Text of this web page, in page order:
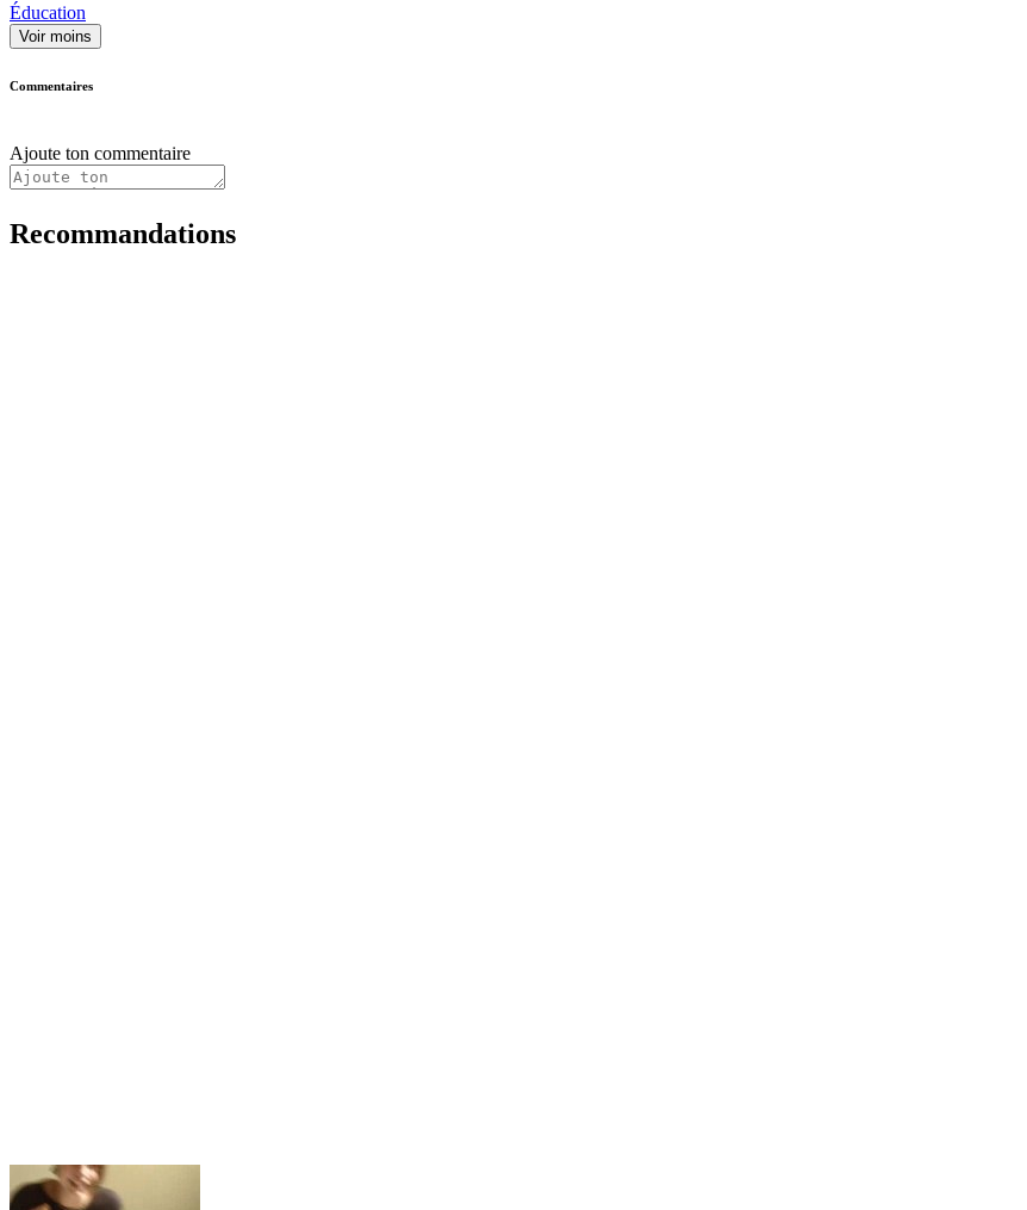
Éducation
Voir moins
Commentaires
Ajoute ton commentaire
Recommandations